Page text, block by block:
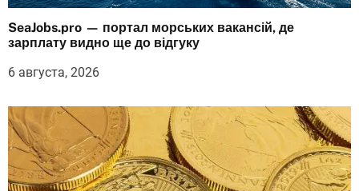
SeaJobs.pro — портал морських вакансій, де
зарплату видно ще до відгуку
6 августа, 2026